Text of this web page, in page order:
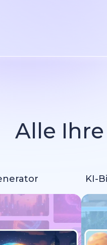
Alle
KI-